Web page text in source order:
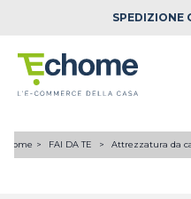
SPEDIZIONE
Home FAI DA TE Attrezzatura da